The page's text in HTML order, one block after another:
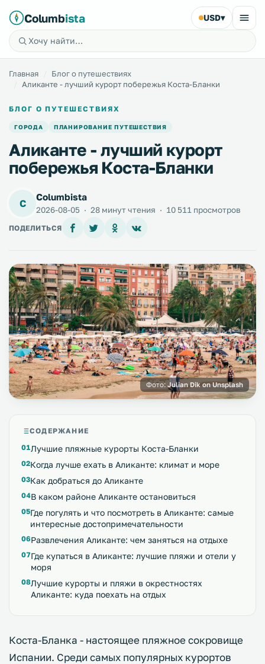
Columbista USD▾
Главная
Блог о путешествиях
Аликанте - лучший курорт побережья Коста-Бланки
БЛОГ О ПУТЕШЕСТВИЯХ
ГОРОДА ПЛАНИРОВАНИЕ ПУТЕШЕСТВИЯ
Аликанте - лучший курорт
побережья Коста-Бланки
C
Columbista
2026-08-05 · 28 минут чтения · 10 511 просмотров
ПОДЕЛИТЬСЯ
Фото: Julian Dik on Unsplash
СОДЕРЖАНИЕ
Лучшие пляжные курорты Коста-Бланки
Когда лучше ехать в Аликанте: климат и море
Как добраться до Аликанте
В каком районе Аликанте остановиться
Где погулять и что посмотреть в Аликанте: самые
интересные достопримечательности
Развлечения Аликанте: чем заняться на отдыхе
Где купаться в Аликанте: лучшие пляжи и отели у
моря
Лучшие курорты и пляжи в окрестностях
Аликанте: куда поехать на отдых
Коста-Бланка - настоящее пляжное сокровище
Испании. Среди самых популярных курортов